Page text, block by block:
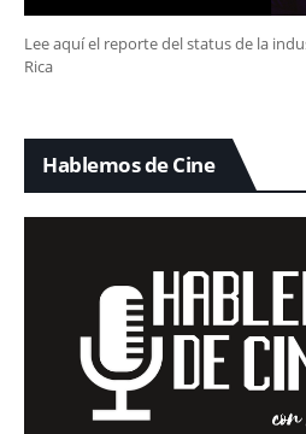
Lee aquí el reporte del status de la
Rica
Hablemos de Cine